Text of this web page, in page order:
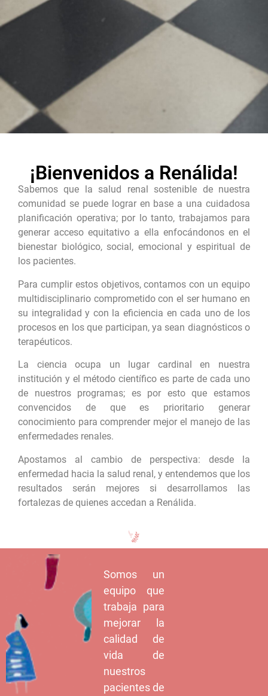
¡Bienvenidos a Renálida!
Sabemos que la salud renal sostenible de nuestra
comunidad se puede lograr en base a una cuidadosa
planificación operativa; por lo tanto, trabajamos para
generar acceso equitativo a ella enfocándonos en el
bienestar biológico, social, emocional y espiritual de
los pacientes.
Para cumplir estos objetivos, contamos con un equipo
multidisciplinario comprometido con el ser humano en
su integralidad y con la eficiencia en cada uno de los
procesos en los que participan, ya sean diagnósticos o
terapéuticos.
La ciencia ocupa un lugar cardinal en nuestra
institución y el método científico es parte de cada uno
de nuestros programas; es por esto que estamos
convencidos de que es prioritario generar
conocimiento para comprender mejor el manejo de las
enfermedades renales.
Apostamos al cambio de perspectiva: desde la
enfermedad hacia la salud renal, y entendemos que los
resultados serán mejores si desarrollamos las
fortalezas de quienes accedan a Renálida.
Somos un
equipo que
trabaja para
mejorar la
calidad de
vida de
nuestros
pacientes de